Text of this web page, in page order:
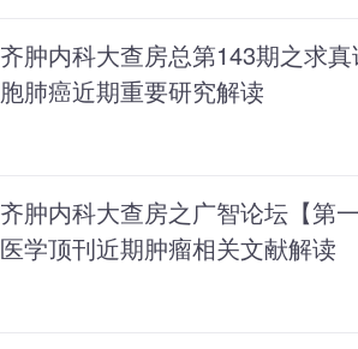
齐肿内科大查房总第143期之求
胞肺癌近期重要研究解读
齐肿内科大查房之广智论坛【第
医学顶刊近期肿瘤相关文献解读